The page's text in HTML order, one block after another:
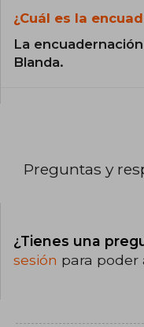
¿Cuál es la
La
Blanda.
Preguntas y
¿Tienes una
sesión para poder